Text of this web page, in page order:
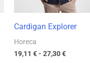
Cardigan Explorer
Horeca
19,11 €- 27,30€